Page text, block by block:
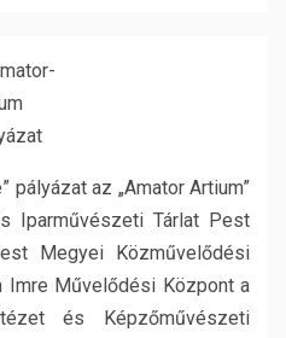
az „Amator Artium”
Iparművészeti Tárlat Pest
Megyei Közművelődési
Imre Művelődési Központ a
és Képzőművészeti